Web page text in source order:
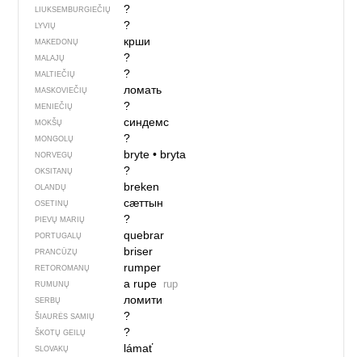
LIUKSEMBURGIEČIŲ ?
LYVIŲ ?
MAKEDONŲ крши
MALAJŲ ?
MALTIEČIŲ ?
MASKOVIEČIŲ ломать
MENIEČIŲ ?
MOKŠŲ синдемс
MONGOLŲ ?
NORVEGŲ bryte• bryta
OKSITANŲ ?
OLANDŲ breken
OSETINŲ сӕттын
PIEVŲ MARIŲ ?
PORTUGALŲ quebrar
PRANCŪZŲ briser
RETOROMANŲ rumper
RUMUNŲ a rupe rup
SERBŲ ломити
ŠIAURĖS SAMIŲ ?
ŠKOTŲ GEILŲ ?
SLOVAKŲ lámať